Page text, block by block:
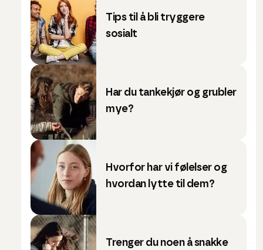
Tips til å bli tryggere
sosialt
Har du tankekjør og grubler
mye?
Hvorfor har vi følelser og
hvordan lytte til dem?
Trenger du noen å snakke